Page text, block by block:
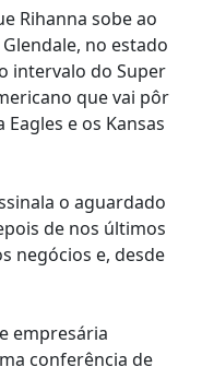
Rihanna sobe ao
no estado
intervalo do Super
que vai pôr
e os Kansas
o aguardado
de nos últimos
negócios e, desde
empresária
conferência de